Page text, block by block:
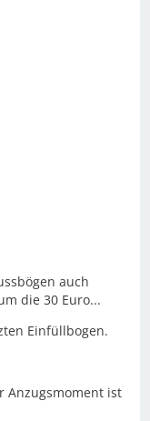
auch
die 30 Euro...
Einfüllbogen.
Anzugsmoment ist